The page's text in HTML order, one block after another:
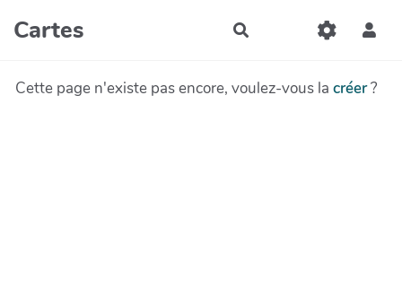
Aller au contenu principal
Cartes Rechercher
Cette page n'existe pas encore, voulez-vous la créer?